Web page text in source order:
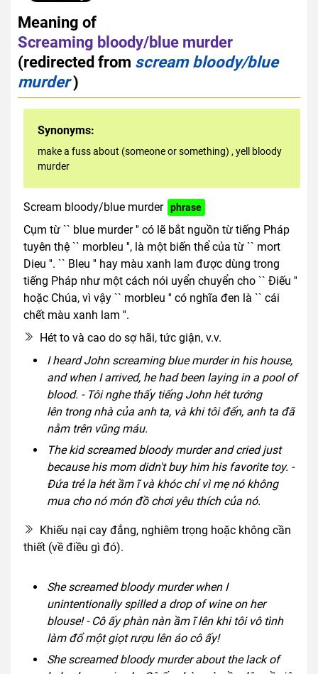
Meaning of
Screaming bloody/blue murder
(redirected from scream bloody/blue
murder)
Synonyms:
make a fuss about (someone or something) , yell bloody
murder
Scream bloody/blue murder phrase
Cụm từ `` blue murder '' có lẽ bắt nguồn từ tiếng Pháp
tuyên thệ `` morbleu '', là một biến thể của từ `` mort
Dieu ''. `` Bleu '' hay màu xanh lam được dùng trong
tiếng Pháp như một cách nói uyển chuyển cho `` Điếu ''
hoặc Chúa, vì vậy `` morbleu '' có nghĩa đen là `` cái
chết màu xanh lam ''.
Hét to và cao do sợ hãi, tức giận, v.v.
I heard John screaming blue murder in his house,
and when I arrived, he had been laying in a pool of
blood. - Tôi nghe thấy tiếng John hét tướng
lên trong nhà của anh ta, và khi tôi đến, anh ta đã
nằm trên vũng máu.
The kid screamed bloody murder and cried just
because his mom didn't buy him his favorite toy. -
Đứa trẻ la hét ầm ĩ và khóc chỉ vì mẹ nó không
mua cho nó món đồ chơi yêu thích của nó.
Khiếu nại cay đắng, nghiêm trọng hoặc không cần
thiết (về điều gì đó).
She screamed bloody murder when I
unintentionally spilled a drop of wine on her
blouse! - Cô ấy phàn nàn ầm ĩ lên khi tôi vô tình
làm đổ một giọt rượu lên áo cô ấy!
She screamed bloody murder about the lack of